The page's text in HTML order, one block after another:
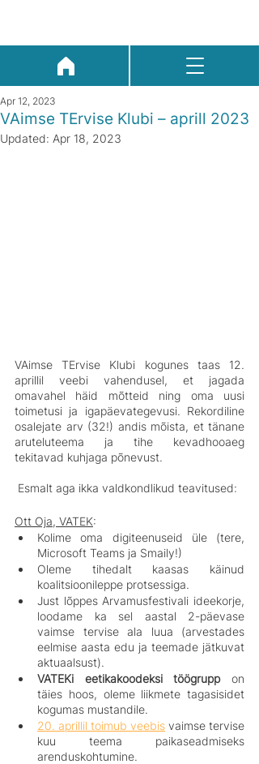
VAimse TErvise Klubi – aprill 2023
Apr 12, 2023
Updated: Apr 18, 2023
VAimse TErvise Klubi kogunes taas 12.
aprillil veebi vahendusel, et jagada
omavahel häid mõtteid ning oma uusi
toimetusi ja igapäevategevusi. Rekordiline
osalejate arv (32!) andis mõista, et tänane
aruteluteema ja tihe kevadhooaeg
tekitavad kuhjaga põnevust.
Esmalt aga ikka valdkondlikud teavitused:
Ott Oja, VATEK:
Kolime oma digiteenuseid üle (tere,
Microsoft Teams ja Smaily!)
Oleme tihedalt kaasas käinud
koalitsioonileppe protsessiga.
Just lõppes Arvamusfestivali ideekorje,
loodame ka sel aastal 2-päevase
vaimse tervise ala luua (arvestades
eelmise aasta edu ja teemade jätkuvat
aktuaalsust).
VATEKi eetikakoodeksi töögrupp on
täies hoos, oleme liikmete tagasisidet
kogumas mustandile.
20. aprillil toimub veebis vaimse tervise
kuu teema paikaseadmiseks
arenduskohtumine.